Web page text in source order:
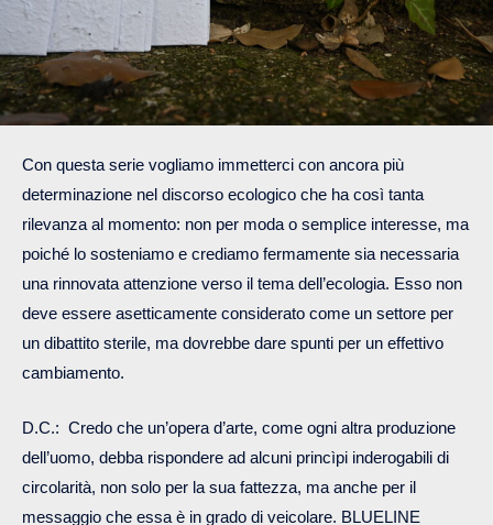
Con questa serie vogliamo immetterci con ancora più
determinazione nel discorso ecologico che ha così tanta
rilevanza al momento: non per moda o semplice interesse, ma
poiché lo sosteniamo e crediamo fermamente sia necessaria
una rinnovata attenzione verso il tema dell’ecologia. Esso non
deve essere asetticamente considerato come un settore per
un dibattito sterile, ma dovrebbe dare spunti per un effettivo
cambiamento.
D.C.: Credo che un’opera d’arte, come ogni altra produzione
dell’uomo, debba rispondere ad alcuni princìpi inderogabili di
circolarità, non solo per la sua fattezza, ma anche per il
messaggio che essa è in grado di veicolare. BLUELINE